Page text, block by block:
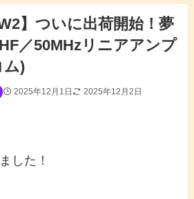
】ついに出荷開始！夢
／50MHzリニアアンプ
ム)
2025年12月1日 2025年12月2日
した！